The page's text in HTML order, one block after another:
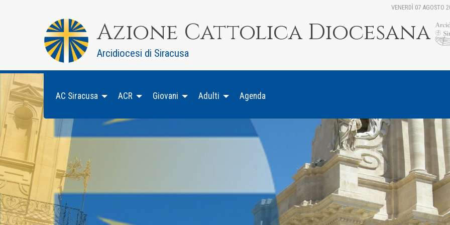
VENERDÌ 07 AGOSTO
Azione Cattolica Diocesana
Arcidiocesi di Siracusa
AC Siracusa ACR Giovani Adulti Agenda